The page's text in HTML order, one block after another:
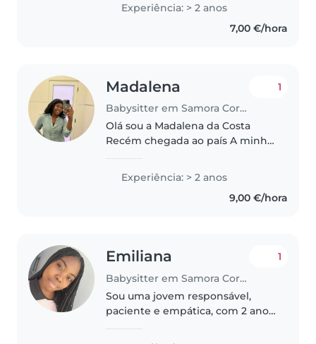
com muito carinho! Durante
vários anos a minha profissão de
Experiência: > 2 anos
7,00 €/hora
Madalena
Babysitter em Samora Correia
1
Olá sou a Madalena da Costa
Recém chegada ao país A minha
de trabalhar com os baixinhos,
amo crianças, e desde o meu
país de origem trabalhei com
Experiência: > 2 anos
9,00 €/hora
Emiliana
Babysitter em Samora Correia
1
Sou uma jovem responsável,
paciente e empática, com 2 anos
crianças em idade pré-escolar,